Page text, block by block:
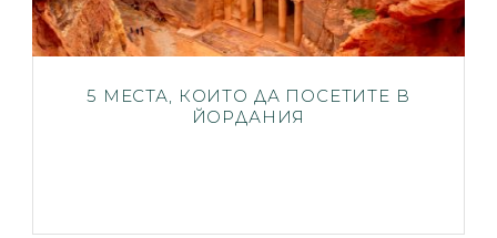
5 МЕСТА, КОИТО ДА ПОСЕТИТЕ В
ЙОРДАНИЯ